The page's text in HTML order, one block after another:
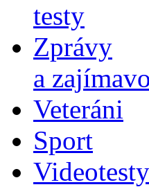
testy
Zprávy
a
Veteráni
Sport
Videotesty